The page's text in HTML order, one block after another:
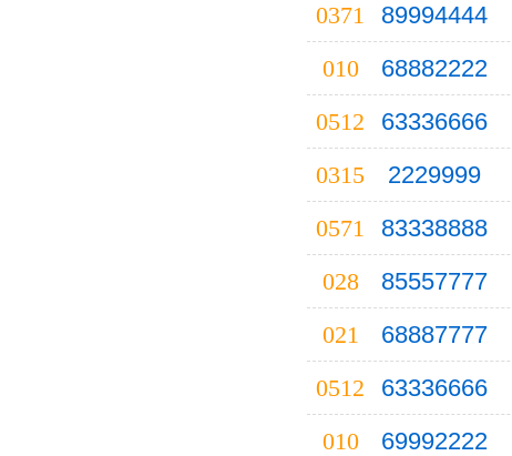
0371 89994444
010 68882222
0512 63336666
0315 2229999
0571 83338888
028 85557777
021 68887777
0512 63336666
010 69992222